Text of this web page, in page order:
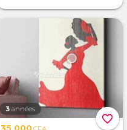
favorite_border
3 années